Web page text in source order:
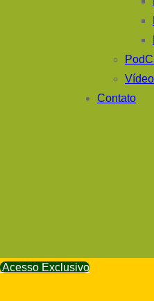
Contato
Acesso Exclusivo